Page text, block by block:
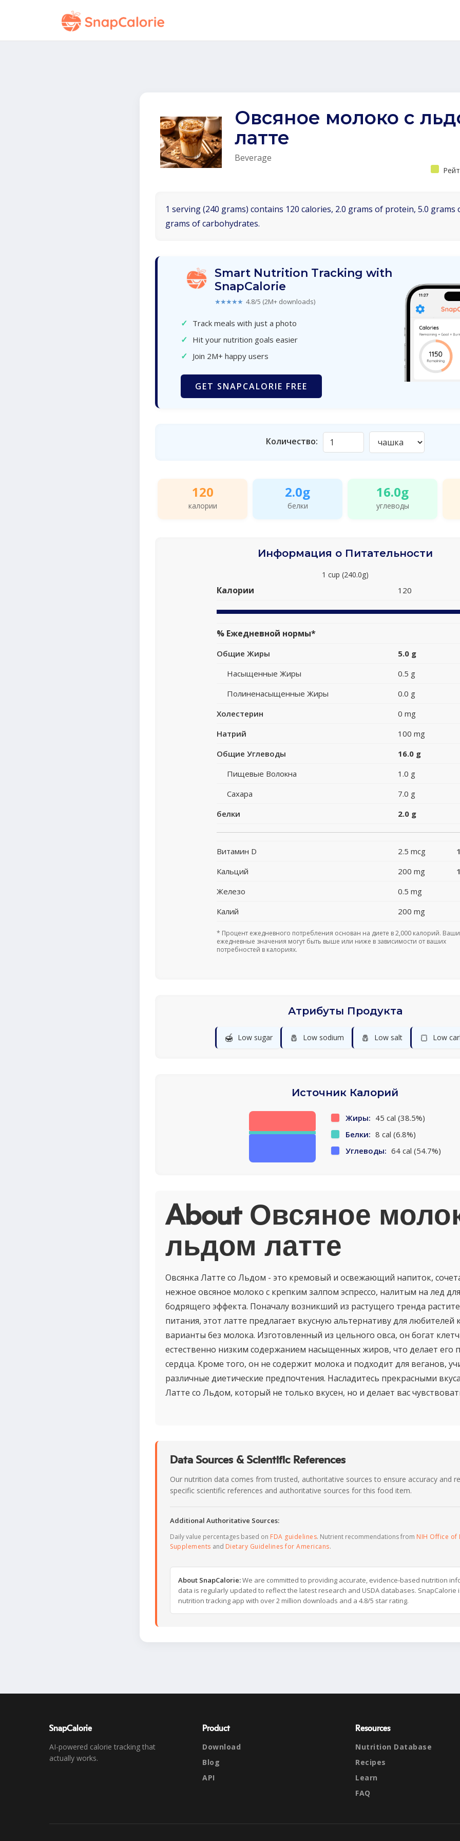
Овсяное молоко с
латте
Beverage
1 serving (240 grams) contains 120 calories, 2.0 grams of protein, 5.0 grams
grams of carbohydrates.
Smart Nutrition Tracking with
SnapCalorie
★★★★★ 4.8/5 (2M+ downloads)
✓ Track meals with just a photo
✓ Hit your nutrition goals easier
✓ Join 2M+ happy users
GET SNAPCALORIE FREE
Количество:
120
калории
2.0g
белки
16.0g
углеводы
Информация о Питательности
1 cup (240.0g)
Калории 120
% Ежедневной нормы*
Общие Жиры
5.0 g
Насыщенные Жиры
0.5 g
Полиненасыщенные Жиры
0.0 g
Холестерин
0 mg
Натрий
100 mg
Общие Углеводы
16.0 g
Пищевые Волокна
1.0 g
Сахара
7.0 g
белки
2.0 g
Витамин D 2.5 mcg
Кальций
200 mg
Железо
0.5 mg
Калий
200 mg
* Процент ежедневного потребления основан на диете в 2,000 калорий. Ваши
ежедневные значения могут быть выше или ниже в зависимости от ваших
потребностей в калориях.
Атрибуты Продукта
🍯 Low sugar 🧂 Low sodium 🧂 Low salt 🍞 Low
Источник Калорий
Жиры: 45 cal (38.5%)
Белки: 8 cal (6.8%)
Углеводы: 64 cal (54.7%)
About Овсяное
льдом латте
Овсянка Латте со Льдом - это кремовый и освежающий напиток,
нежное овсяное молоко с крепким залпом эспрессо, налитым на лед
бодрящего эффекта. Поначалу возникший из растущего тренда
питания, этот латте предлагает вкусную альтернативу для
варианты без молока. Изготовленный из цельного овса, он богат
естественно низким содержанием насыщенных жиров, что делает его
сердца. Кроме того, он не содержит молока и подходит для веганов,
различные диетические предпочтения. Насладитесь прекрасными
Латте со Льдом, который не только вкусен, но и делает вас
Data Sources & Scientific References
Our nutrition data comes from trusted, authoritative sources to ensure accuracy and
specific scientific references and authoritative sources for this food item.
Additional Authoritative Sources:
Daily value percentages based on FDA guidelines. Nutrient recommendations from NIH Office of
Supplements and Dietary Guidelines for Americans.
About SnapCalorie:We are committed to providing accurate, evidence-based nutrition
data is regularly updated to reflect the latest research and USDA databases. SnapCalorie
nutrition tracking app with over 2 million downloads and a 4.8/5 star rating.
SnapCalorie
AI-powered calorie tracking that
actually works.
Product
Download
Blog
API
Resources
Nutrition Database
Recipes
Learn
FAQ